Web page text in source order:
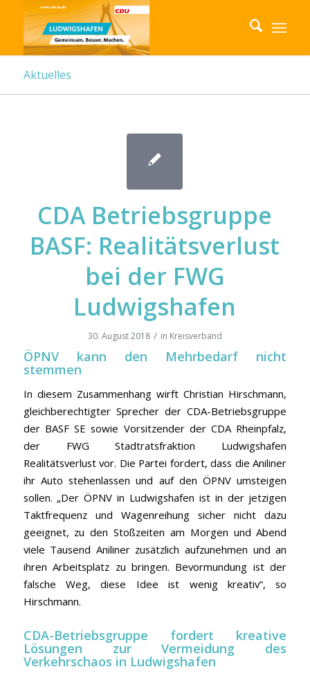
Aktuelles
CDA Betriebsgruppe
BASF: Realitätsverlust
bei der FWG
Ludwigshafen
30. August 2018 / in Kreisverband
ÖPNV kann den Mehrbedarf nicht
stemmen
In diesem Zusammenhang wirft Christian Hirschmann,
gleichberechtigter Sprecher der CDA-Betriebsgruppe
der BASF SE sowie Vorsitzender der CDA Rheinpfalz,
der FWG Stadtratsfraktion Ludwigshafen
Realitätsverlust vor. Die Partei fordert, dass die Aniliner
ihr Auto stehenlassen und auf den ÖPNV umsteigen
sollen. „Der ÖPNV in Ludwigshafen ist in der jetzigen
Taktfrequenz und Wagenreihung sicher nicht dazu
geeignet, zu den Stoßzeiten am Morgen und Abend
viele Tausend Aniliner zusätzlich aufzunehmen und an
ihren Arbeitsplatz zu bringen. Bevormundung ist der
falsche Weg, diese Idee ist wenig kreativ“, so
Hirschmann.
CDA-Betriebsgruppe fordert kreative
Lösungen zur Vermeidung des
Verkehrschaos in Ludwigshafen